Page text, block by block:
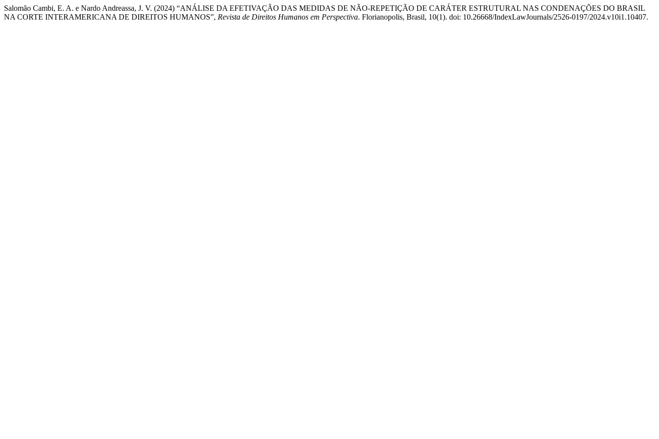
Salomão Cambi, E. A. e Nardo Andreassa, J. V. (2024) “ANÁLISE DA EFETIVAÇÃO DAS MEDIDAS DE NÃO-REPETIÇÃO DE CARÁTER ESTRUTURAL NAS CONDENAÇÕES DO BRASIL
NA CORTE INTERAMERICANA DE DIREITOS HUMANOS”, Revista de Direitos Humanos em Perspectiva. Florianopolis, Brasil, 10(1). doi: 10.26668/IndexLawJournals/2526-0197/2024.v10i1.10407.